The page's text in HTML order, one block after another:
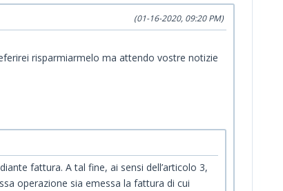
(01-16-2020, 09:20 PM)
risparmiarmelo ma attendo vostre notizie
fattura. A tal fine, ai sensi dell’articolo 3,
operazione sia emessa la fattura di cui